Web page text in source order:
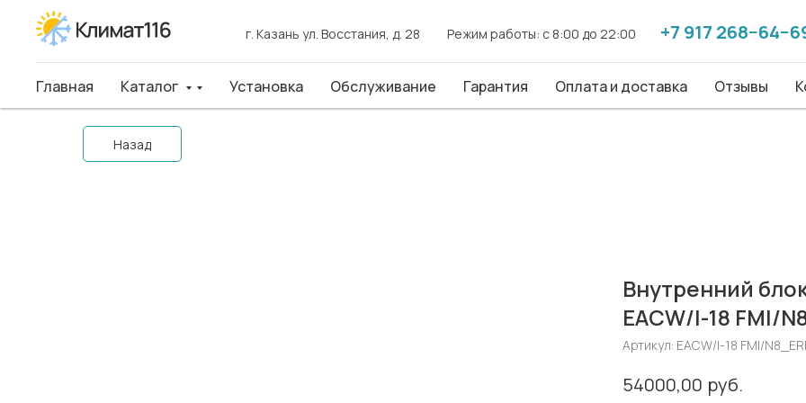
г. Казань ул. Восстания, д. 28 Режим работы: с 8:00 до 22:00 +7 917
Главная Каталог Установка Обслуживание Гарантия Оплата и доставка Отзывы
г. Казань ул. Восстания, д. 28 Режим работы: с 8:00 до 22:00 +7 917
Главная Каталог Установка Обслуживание Гарантия Оплата и доставка Отзывы
Назад
Внутренний
EACW/I-18 FMI/
Артикул: EACW/I-18 FMI/
54000,00 руб.